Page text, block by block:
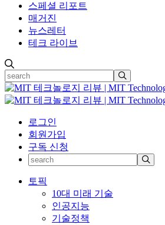
스페셜 리포트
매거진
뉴스레터
테크 라이브
로그인
회원가입
구독 신청
토픽
10대 미래 기술
인공지능
기술정책